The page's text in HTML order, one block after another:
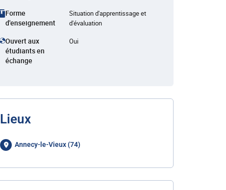
Forme
d'enseignement
Situation d'apprentissage et
d'évaluation
Ouvert aux
étudiants en
échange
Oui
Lieux
Annecy-le-Vieux (74)